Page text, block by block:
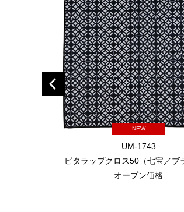
NEW
UM-1743
ピタラップクロス50（七宝／ブ
オープン価格